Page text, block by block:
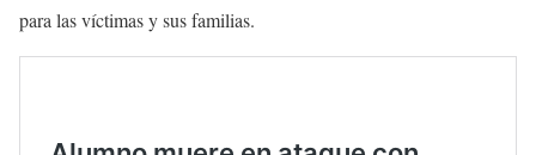
para las víctimas y sus familias.